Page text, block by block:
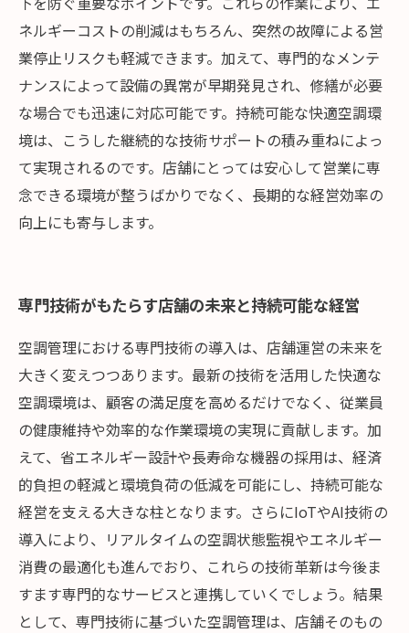
ネルギーコストの削減はもちろん、突然の故障による営
業停止リスクも軽減できます。加えて、専門的なメンテ
ナンスによって設備の異常が早期発見され、修繕が必要
な場合でも迅速に対応可能です。持続可能な快適空調環
境は、こうした継続的な技術サポートの積み重ねによっ
て実現されるのです。店舗にとっては安心して営業に専
念できる環境が整うばかりでなく、長期的な経営効率の
向上にも寄与します。
専門技術がもたらす店舗の未来と持続可能な経営
空調管理における専門技術の導入は、店舗運営の未来を
大きく変えつつあります。最新の技術を活用した快適な
空調環境は、顧客の満足度を高めるだけでなく、従業員
の健康維持や効率的な作業環境の実現に貢献します。加
えて、省エネルギー設計や長寿命な機器の採用は、経済
的負担の軽減と環境負荷の低減を可能にし、持続可能な
経営を支える大きな柱となります。さらにIoTやAI技術の
導入により、リアルタイムの空調状態監視やエネルギー
消費の最適化も進んでおり、これらの技術革新は今後ま
すます専門的なサービスと連携していくでしょう。結果
として、専門技術に基づいた空調管理は、店舗そのもの